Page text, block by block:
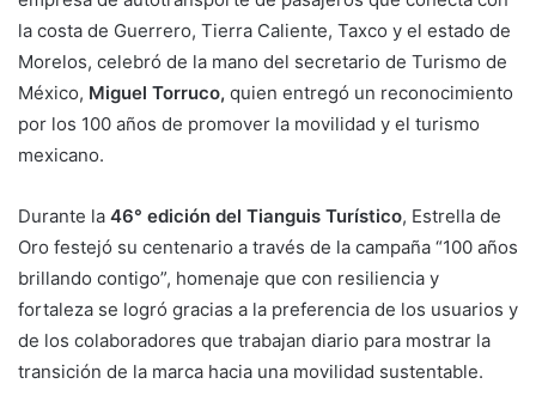
la costa de Guerrero, Tierra Caliente, Taxco y el estado de
Morelos, celebró de la mano del secretario de Turismo de
México, Miguel Torruco, quien entregó un reconocimiento
por los 100 años de promover la movilidad y el turismo
mexicano.
Durante la 46° edición del Tianguis Turístico, Estrella de
Oro festejó su centenario a través de la campaña “100 años
brillando contigo”, homenaje que con resiliencia y
fortaleza se logró gracias a la preferencia de los usuarios y
de los colaboradores que trabajan diario para mostrar la
transición de la marca hacia una movilidad sustentable.